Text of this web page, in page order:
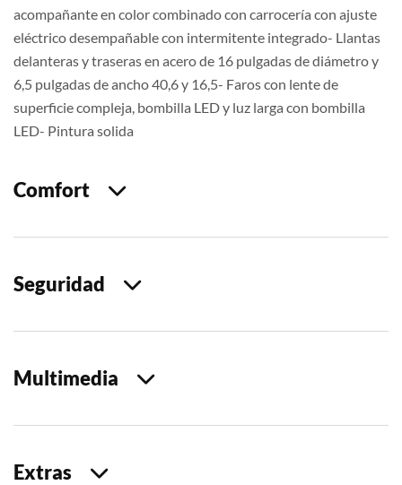
acompañante en color combinado con carrocería con ajuste
eléctrico desempañable con intermitente integrado- Llantas
delanteras y traseras en acero de 16 pulgadas de diámetro y
6,5 pulgadas de ancho 40,6 y 16,5- Faros con lente de
superficie compleja, bombilla LED y luz larga con bombilla
LED- Pintura solida
Comfort
Seguridad
Multimedia
Extras